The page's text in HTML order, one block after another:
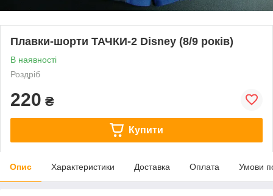
Плавки-шорти ТАЧКИ-2 Disney (8/9 років)
В наявності
Роздріб
220 ₴
Купити
Опис Характеристики Доставка Оплата Умови